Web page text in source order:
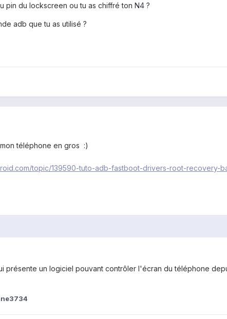
pin du lockscreen ou tu as chiffré ton N4 ?
adb que tu as utilisé ?
téléphone en gros :)
topic/139590-tuto-adb-fastboot-drivers-root-recovery-
présente un logiciel pouvant contrôler l'écran du téléphone